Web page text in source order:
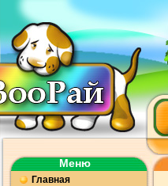
Меню
Главная